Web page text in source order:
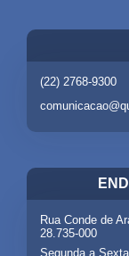
(22) 2768-9300
Rua Conde de
28.735-000
Segunda a